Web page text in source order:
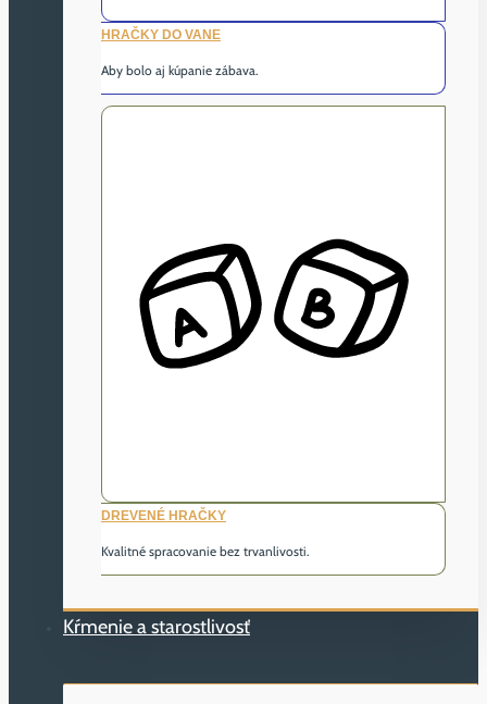
HRAČKY DO VANE
Aby bolo aj kúpanie zábava.
DREVENÉ HRAČKY
Kvalitné spracovanie bez trvanlivosti.
Kŕmenie a starostlivosť